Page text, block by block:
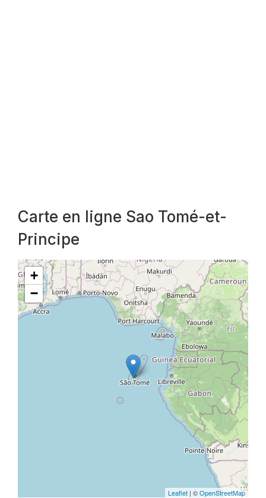
Carte en ligne Sao Tomé-et-
Principe
+
−
Leaflet | ©OpenStreetMap